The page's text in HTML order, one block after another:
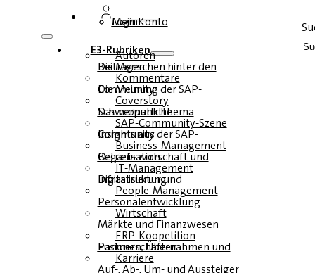
Login
Mein Konto
E3-Rubriken
Autoren
Die Menschen hinter den Beiträgen
Kommentare
Die Meinung der SAP-Community
Coverstory
Das monatliche Schwerpunktthema
SAP-Community-Szene
Insights aus der SAP-Community
Business-Management
Betriebswirtschaft und Organisation
IT-Management
Infrastruktur und Digitalisierung
People-Management
Personalentwicklung
Wirtschaft
Märkte und Finanzwesen
ERP-Koopetition
Fusionen, Übernahmen und Partnerschaften
Karriere
Auf-, Ab-, Um- und Aussteiger